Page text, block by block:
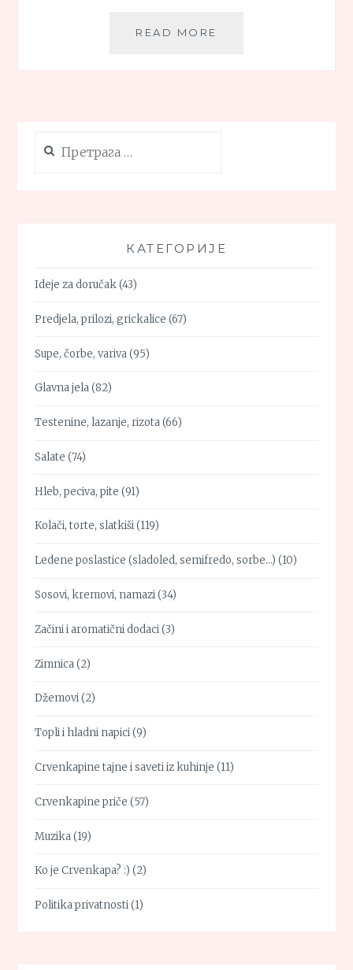
READ MORE
за:
КАТЕГОРИЈЕ
Ideje za doručak(43)
Predjela, prilozi, grickalice (67)
Supe, čorbe, variva(95)
Glavna jela(82)
Testenine, lazanje, rizota(66)
Salate (74)
Hleb, peciva, pite (91)
Kolači, torte, slatkiši(119)
Ledene poslastice (sladoled, semifredo, sorbe…) (10)
Sosovi, kremovi, namazi(34)
Začini i aromatični dodaci(3)
Zimnica(2)
Džemovi(2)
Topli i hladni napici(9)
Crvenkapine tajne i saveti iz kuhinje (11)
Crvenkapine priče (57)
Muzika(19)
Ko je Crvenkapa? :) (2)
Politika privatnosti(1)